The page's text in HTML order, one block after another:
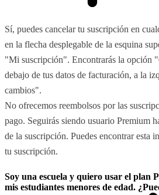
Sí, puedes cancelar tu suscripción en
en la flecha desplegable de la esquina
"Mi suscripción". Encontrarás la opción
debajo de tus datos de facturación, a la
cambios".
No ofrecemos reembolsos por las
pago. Seguirás siendo usuario Premium
de la suscripción. Puedes encontrar esta
tu suscripción.
Soy una escuela y quiero usar el plan
mis estudiantes menores de edad.